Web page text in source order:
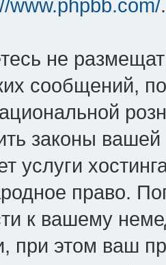
www.phpbb.com/.
не
сообщений,
законы
услуги
право.
к вашему
при этом ваш